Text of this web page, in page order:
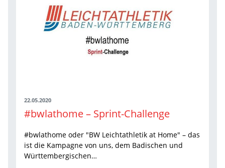
22.05.2020
#bwlathome – Sprint-Challenge
#bwlathome oder "BW Leichtathletik at Home" – das
ist die Kampagne von uns, dem Badischen und
Württembergischen…